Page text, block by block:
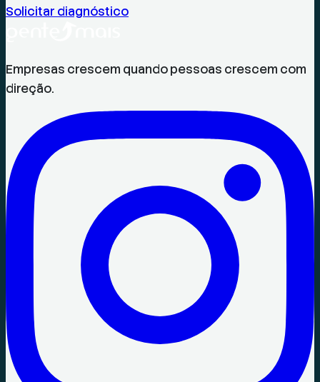
Solicitar diagnóstico
Empresas crescem quando pessoas crescem com
direção.